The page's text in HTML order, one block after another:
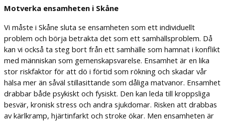
Motverka ensamheten i Skåne
Vi måste i Skåne sluta se ensamheten som ett individuellt
problem och börja betrakta det som ett samhällsproblem. Då
kan vi också ta steg bort från ett samhälle som hamnat i konflikt
med människan som gemenskapsvarelse. Ensamhet är en lika
stor riskfaktor för att dö i förtid som rökning och skadar vår
hälsa mer än såväl stillasittande som dåliga matvanor. Ensamhet
drabbar både psykiskt och fysiskt. Den kan leda till kroppsliga
besvär, kronisk stress och andra sjukdomar. Risken att drabbas
av kärlkramp, hjärtinfarkt och stroke ökar. Men ensamheten är